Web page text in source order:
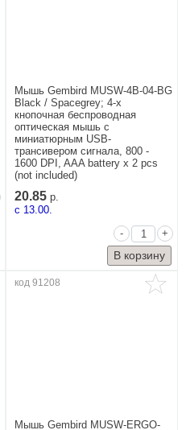
Мышь Gembird MUSW-4B-04-BG
Black / Spacegrey; 4-х
кнопочная беспроводная
оптическая мышь с
миниатюрным USB-
трансивером сигнала, 800 -
1600 DPI, AAA battery x 2 pcs
(not included)
20.85 р.
c 13.00.
-
+
код 91208
Мышь Gembird MUSW-ERGO-